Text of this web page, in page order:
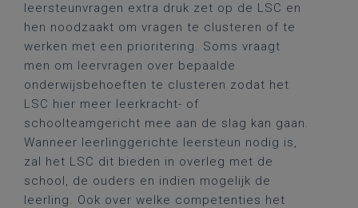
leersteunvragen extra druk zet op de LSC en
hen noodzaakt om vragen te clusteren of te
werken met een prioritering. Soms vraagt
men om leervragen over bepaalde
onderwijsbehoeften te clusteren zodat het
LSC hier meer leerkracht- of
schoolteamgericht mee aan de slag kan gaan.
Wanneer leerlinggerichte leersteun nodig is,
zal het LSC dit bieden in overleg met de
school, de ouders en indien mogelijk de
leerling. Ook over welke competenties het